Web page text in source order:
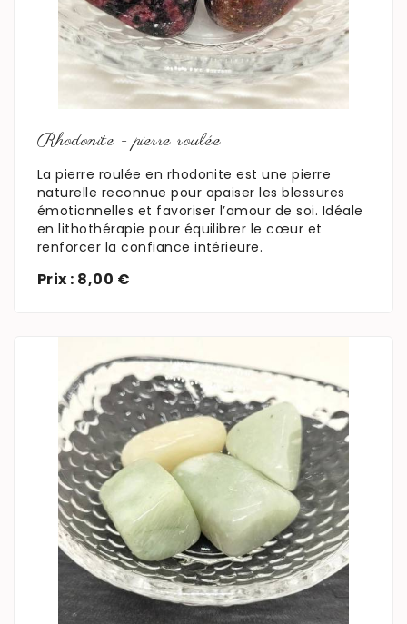
Rhodonite - pierre roulée
La pierre roulée en rhodonite est une pierre
naturelle reconnue pour apaiser les blessures
émotionnelles et favoriser l’amour de soi. Idéale
en lithothérapie pour équilibrer le cœur et
renforcer la confiance intérieure.
Prix : 8,00 €
En savoir plus
En savoir plus